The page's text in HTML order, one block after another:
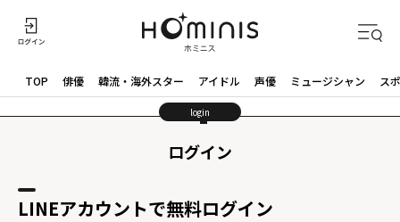
TOP 俳優 韓流・海外スター アイドル 声優 ミュージシャン ス
login
ログイン
LINEアカウントで無料ログイン